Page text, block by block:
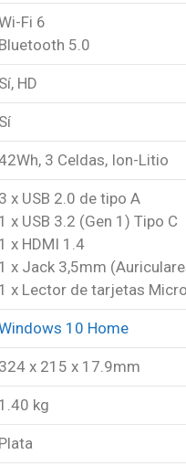
Fi 6
Bluetooth 5.0
Sí, HD
Sí
3 Celdas, Ion-Litio
3 x USB 2.0 de tipo A
1 x USB 3.2 (Gen 1) Tipo C
1 x HDMI 1.4
1 x Jack 3,5mm
1 x Lector de tarjetas
10 Home
324 x 215 x 17.9mm
1.40 kg
Plata